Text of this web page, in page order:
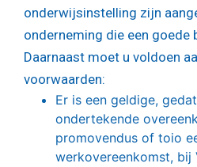
onderwijsinstelling zijn
onderneming die een goede
Daarnaast moet u voldoen
voorwaarden:
Er is een geldige,
ondertekende
promovendus of toio
werkovereenkomst, bij